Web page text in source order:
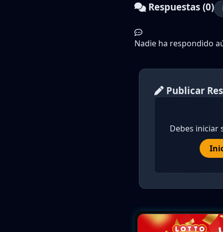
Respuestas (0)
Nadie ha respondido
Publicar
Debes iniciar